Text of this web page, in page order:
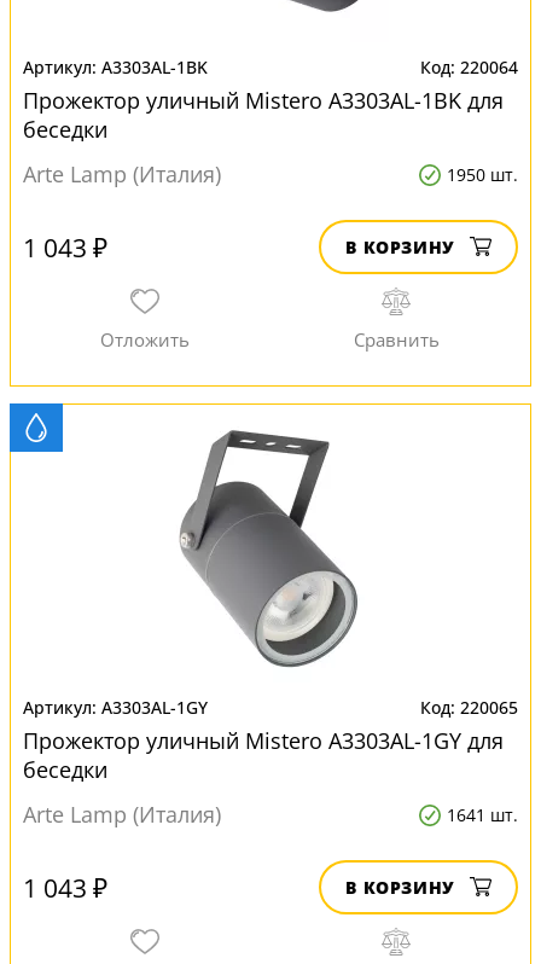
A3303AL-1BK 220064
Прожектор уличный Mistero A3303AL-1BK для
беседки
Arte Lamp (Италия)
1950 шт.
1 043 ₽ В КОРЗИНУ
A3303AL-1GY 220065
Прожектор уличный Mistero A3303AL-1GY для
беседки
Arte Lamp (Италия)
1641 шт.
1 043 ₽ В КОРЗИНУ